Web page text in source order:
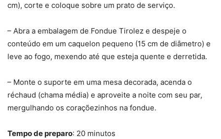
cm), corte e coloque sobre um prato de serviço.
– Abra a embalagem de Fondue Tirolez e despeje o
conteúdo em um caquelon pequeno (15 cm de diâmetro) e
leve ao fogo, mexendo até que esteja quente e derretida.
– Monte o suporte em uma mesa decorada, acenda o
réchaud (chama média) e aproveite a noite com seu par,
mergulhando os coraçõezinhos na fondue.
Tempo de preparo: 20 minutos